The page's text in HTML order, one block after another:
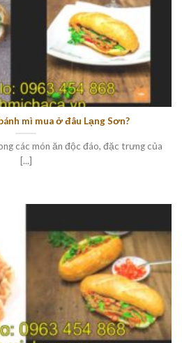
mì mua ở đâu Lạng Sơn?
các món ăn độc đáo, đặc trưng của
[...]